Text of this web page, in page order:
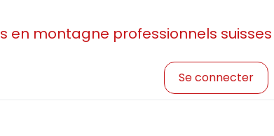
montagne professionnels suisses
Se connecter